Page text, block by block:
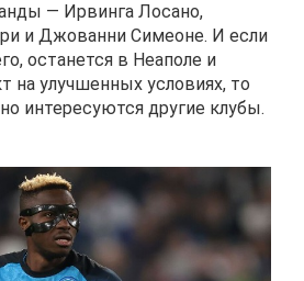
— Ирвинга Лосано,
и Джованни Симеоне. И если
останется в Неаполе и
на улучшенных условиях, то
интересуются другие клубы.